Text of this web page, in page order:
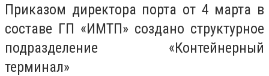
Приказом директора порта от 4 марта в
составе ГП «ИМТП» создано структурное
подразделение «Контейнерный
терминал»